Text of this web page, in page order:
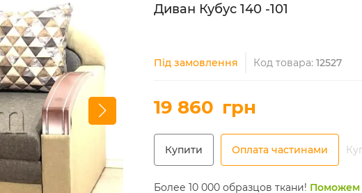
Диван Кубус 140 -101
Під замовлення Код товара: 12527
19 860 грн
Купити Оплата частинами
Более 10 000 образцов ткани! Поможем